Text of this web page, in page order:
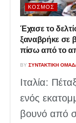
ΚΌΣΜΟΣ
Έχασε το
ξαναβρήκε σε
πίσω από το
BY ΣΥΝΤΑΚΤΙΚΉ
Ιταλία:
ενός
βουνό από